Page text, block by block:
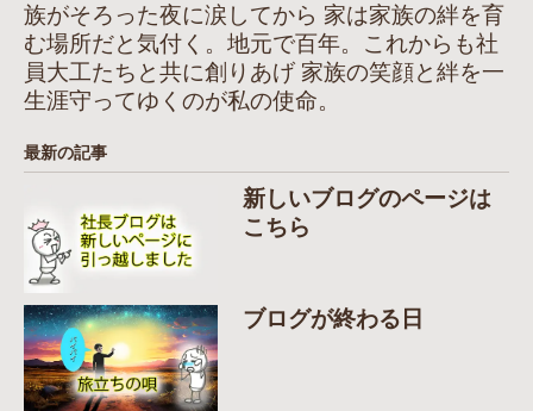
族がそろった夜に涙してから 家は家族の絆を育
む場所だと気付く。地元で百年。これからも社
員大工たちと共に創りあげ 家族の笑顔と絆を一
生涯守ってゆくのが私の使命。
最新の記事
新しいブログのページは
こちら
ブログが終わる日